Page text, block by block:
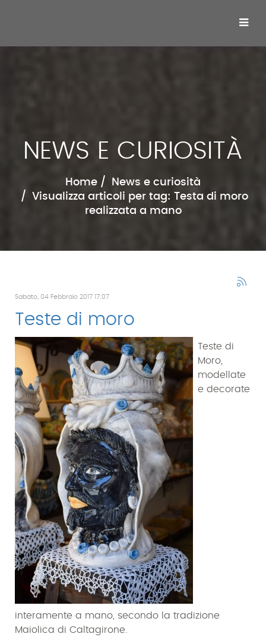
NEWS E CURIOSITÀ
Home
News e curiosità
Visualizza articoli per tag: Testa di moro
realizzata a mano
Sabato, 04 Febbraio 2017 17:07
Teste di moro
Teste di
Moro,
modellate
e decorate
interamente a mano, secondo la tradizione
Maiolica di Caltagirone.